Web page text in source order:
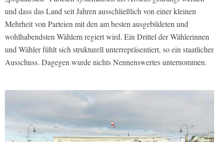
und dass das Land seit Jahren ausschließlich von einer kleinen
Mehrheit von Parteien mit den am besten ausgebildeten und
wohlhabendsten Wählern regiert wird. Ein Drittel der Wählerinnen
und Wähler fühlt sich strukturell unterrepräsentiert, so ein staatlicher
Ausschuss. Dagegen wurde nichts Nennenswertes unternommen.